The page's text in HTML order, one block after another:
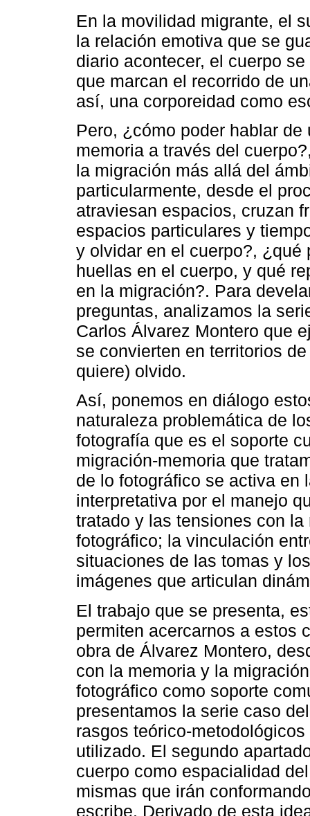
En la movilidad migrante, el
la relación emotiva que se
diario acontecer, el cuerpo
que marcan el recorrido de
así, una corporeidad como
Pero, ¿cómo poder hablar
memoria a través del
la migración más allá del
particularmente, desde el
atraviesan espacios, cruzan
espacios particulares y
y olvidar en el cuerpo?,
huellas en el cuerpo, y qué
en la migración?. Para
preguntas, analizamos la
Carlos Álvarez Montero que
se convierten en territorios
quiere) olvido.
Así, ponemos en diálogo
naturaleza problemática de
fotografía que es el soporte
migración-memoria que
de lo fotográfico se activa en
interpretativa por el manejo
tratado y las tensiones con la
fotográfico; la vinculación
situaciones de las tomas y
imágenes que articulan
El trabajo que se presenta,
permiten acercarnos a estos
obra de Álvarez Montero,
con la memoria y la
fotográfico como soporte
presentamos la serie caso
rasgos teórico-
utilizado. El segundo
cuerpo como espacialidad
mismas que irán
escribe. Derivado de esta